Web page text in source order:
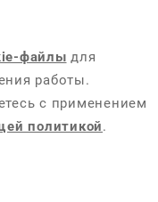
файлы для
работы.
с применением
политикой.